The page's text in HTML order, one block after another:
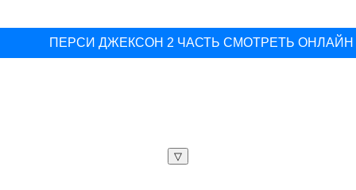
ПЕРСИ ДЖЕКСОН 2 ЧАСТЬ СМОТРЕТЬ ОНЛАЙН
▽